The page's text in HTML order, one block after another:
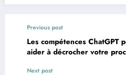
Previous post
Les compétences ChatGPT
aider à décrocher votre
pour le plaisir, selon une
Next post